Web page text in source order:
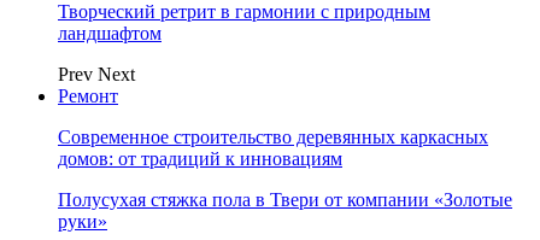
Творческий ретрит в гармонии с природным
ландшафтом
Prev Next
Ремонт
Современное строительство деревянных каркасных
домов: от традиций к инновациям
Полусухая стяжка пола в Твери от компании «Золотые
руки»